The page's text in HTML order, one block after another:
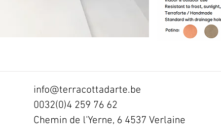
info@terracottadarte.be
0032(0)4 259 76 62
Chemin de l'Yerne, 6 4537 Verlaine